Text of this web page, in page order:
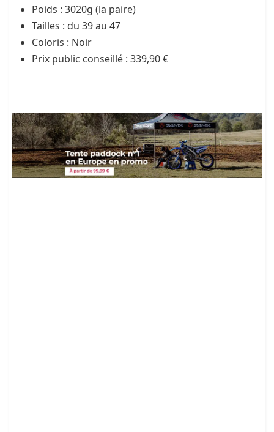
Poids : 3020g (la paire)
Tailles : du 39 au 47
Coloris : Noir
Prix public conseillé : 339,90 €